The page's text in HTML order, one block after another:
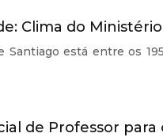
Clima do
está entre os
de Professor